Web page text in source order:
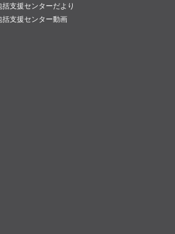
支援センターだより
支援センター動画